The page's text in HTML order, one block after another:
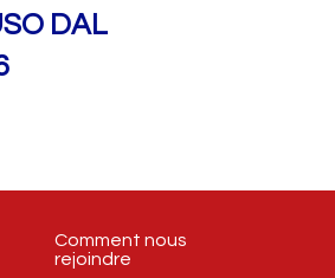
DAL
Comment nous
rejoindre